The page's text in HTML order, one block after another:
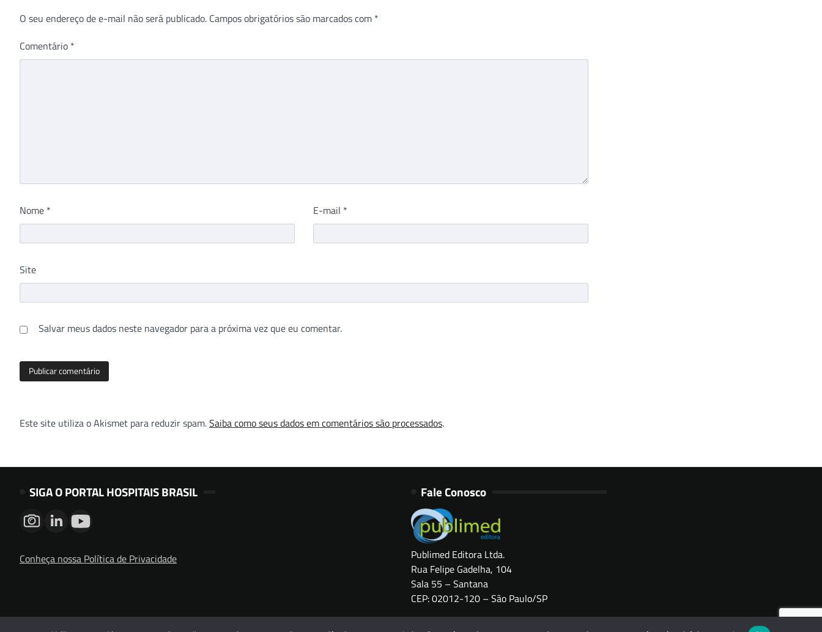
O seu endereço de e-mail não será publicado. Campos obrigatórios são marcados com *
Comentário *
Nome * E-mail *
Site
Salvar meus dados neste navegador para a próxima vez que eu comentar.
Este site utiliza o Akismet para reduzir spam.Saiba como seus dados em comentários são processados.
SIGA O PORTAL HOSPITAIS BRASIL
Conheça nossa Política de Privacidade
Fale Conosco
Publimed Editora Ltda.
Rua Felipe Gadelha, 104
Sala 55 – Santana
CEP: 02012-120 – São Paulo/SP